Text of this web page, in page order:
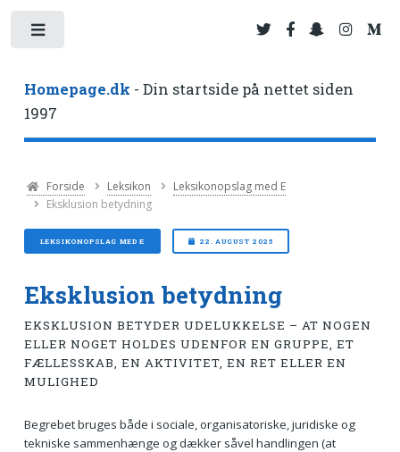
Homepage.dk - Din startside på nettet siden
1997
Forside Leksikon
Leksikonopslag med E
Eksklusion betydning
LEKSIKONOPSLAG MED E 22. AUGUST 2025
Eksklusion betydning
EKSKLUSION BETYDER UDELUKKELSE – AT NOGEN
ELLER NOGET HOLDES UDENFOR EN GRUPPE, ET
FÆLLESSKAB, EN AKTIVITET, EN RET ELLER EN
MULIGHED
Begrebet bruges både i sociale, organisatoriske, juridiske og
tekniske sammenhænge og dækker såvel handlingen (at